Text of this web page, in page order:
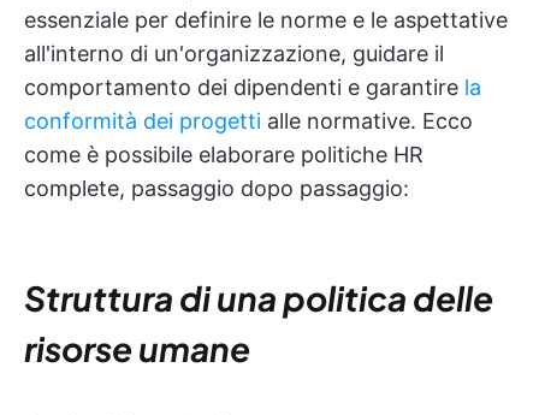
essenziale per definire le norme e le aspettative
all'interno di un'organizzazione, guidare il
comportamento dei dipendenti e garantire la
conformità dei progetti alle normative. Ecco
come è possibile elaborare politiche HR
complete, passaggio dopo passaggio:
Struttura di una politica delle
risorse umane